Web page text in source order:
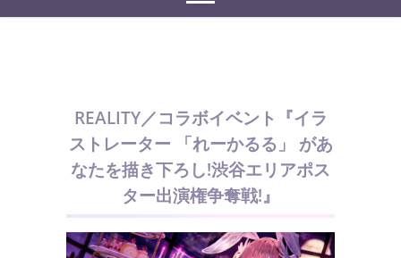
REALITY／コラボイベント『イラ
ストレーター 「れーかるる」 があ
なたを描き下ろし!渋谷エリアポス
ター出演権争奪戦!』